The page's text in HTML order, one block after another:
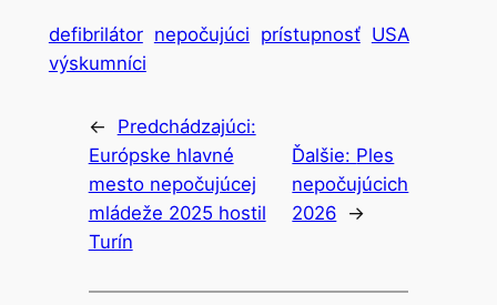
defibrilátor nepočujúci prístupnosť USA
výskumníci
←
Predchádzajúci:
Európske hlavné
mesto nepočujúcej
mládeže 2025 hostil
Turín
Ďalšie: Ples
nepočujúcich
2026 →